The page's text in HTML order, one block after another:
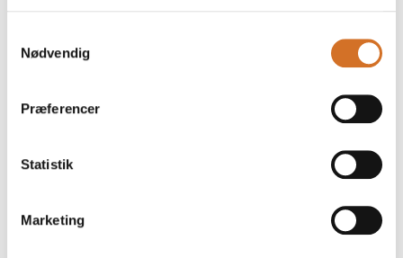
Nødvendig
Præferencer
Statistik
Marketing
Ahaaa Authentic Cuisine er ikke bare et varemærke; Det er
en revolution i